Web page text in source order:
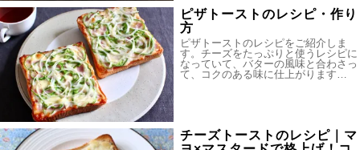
ピザトーストのレシピ・作り
方
ピザトーストのレシピをご紹介しま
す。チーズをたっぷりと使うレシピに
なっていて、バターの風味と合わさっ
て、コクのある味に仕上がります…
チーズトーストのレシピ｜マ